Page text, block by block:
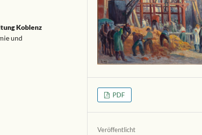
Koblenz
und
PDF
Veröffentlicht